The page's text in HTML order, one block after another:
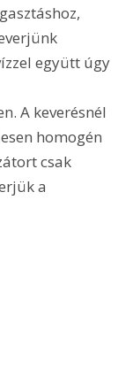
együtt úgy
A keverésnél
homogén
csak
a